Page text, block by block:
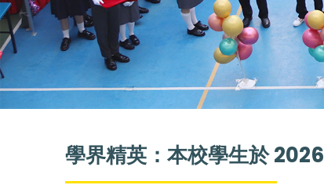
學界精英：本校學生於